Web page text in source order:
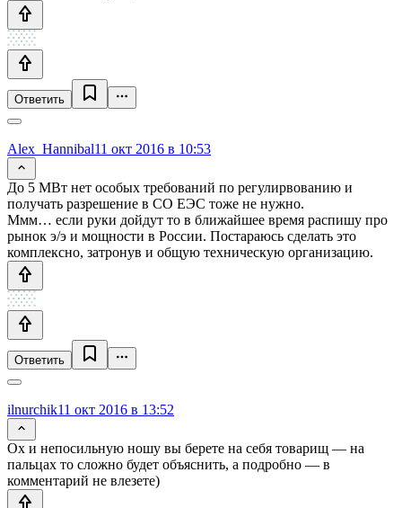
Ответить
Alex_Hannibal11 окт 2016 в 10:53
До 5 МВт нет особых требований по регулирвованию и
получать разрешение в СО ЕЭС тоже не нужно.
Ммм… если руки дойдут то в ближайшее время распишу про
рынок э/э и мощности в России. Постараюсь сделать это
комплексно, затронув и общую техническую организацию.
Ответить
ilnurchik11 окт 2016 в 13:52
Ох и непосильную ношу вы берете на себя товарищ — на
пальцах то сложно будет объяснить, а подробно — в
комментарий не влезете)